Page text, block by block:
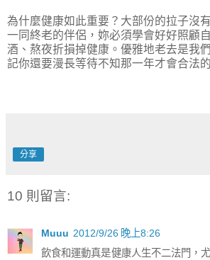
為什麼健康如此重要？大部份的拉子沒
一同終老的伴侶，妳必須學會好好照顧
酒、熬夜折損掉健康。優雅地老去是我
記你還要漫長等待不知那一年才會合法
分享
10 則留言:
Muuu 2012/9/26 晚上8:26
飲食和運動真是健康人生不二法門，